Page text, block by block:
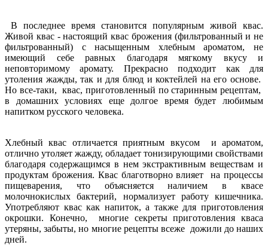
В последнее время становится популярным живой квас.
Живой квас - настоящий квас брожения (фильтрованный и не
фильтрованный) с насыщенным хлебным ароматом, не
имеющий себе равных благодаря мягкому вкусу и
неповторимому аромату. Прекрасно подходит как для
утоления жажды, так и для блюд и коктейлей на его основе.
Но все-таки, квас, приготовленный по старинным рецептам,
в домашних условиях еще долгое время будет любимым
напитком русского человека.
Хлебный квас отличается приятным вкусом и ароматом,
отлично утоляет жажду, обладает тонизирующими свойствами
благодаря содержащимся в нем экстрактивным веществам и
продуктам брожения. Квас благотворно влияет на процессы
пищеварения, что объясняется наличием в квасе
молочнокислых бактерий, нормализует работу кишечника.
Употребляют квас как напиток, а также для приготовления
окрошки. Конечно, многие секреты приготовления кваса
утеряны, забыты, но многие рецепты всеже дожили до наших
дней.